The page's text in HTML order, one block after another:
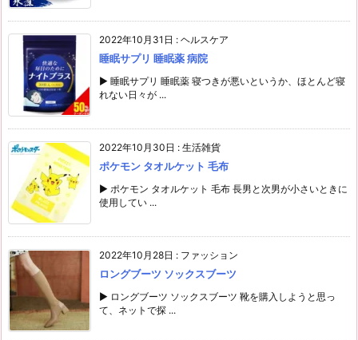
2022年10月31日 : ヘルスケア
睡眠サプリ 睡眠薬 病院
▶ 睡眠サプリ 睡眠薬 寝つきが悪いというか、ほとんど寝
れない日々が ...
2022年10月30日 : 生活雑貨
ポケモン タオルケット 毛布
▶ ポケモン タオルケット 毛布 長男と次男が小さいときに
使用してい ...
2022年10月28日 : ファッション
ロングブーツ ソックスブーツ
▶ ロングブーツ ソックスブーツ 靴を購入しようと思っ
て、ネットで探 ...